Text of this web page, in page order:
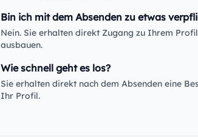
Bin ich mit dem Absenden zu etwas
Nein. Sie erhalten direkt Zugang zu Ihrem
ausbauen.
Wie schnell geht es los?
Sie erhalten direkt nach dem Absenden eine
Ihr Profil.